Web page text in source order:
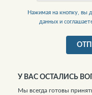
Нажимая на кнопку, вы
данных и
У ВАС ОСТАЛИСЬ
Мы всегда готовы